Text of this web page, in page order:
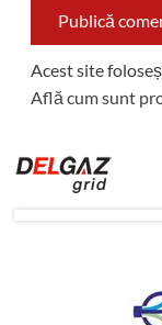
Acest site
Află cum sunt